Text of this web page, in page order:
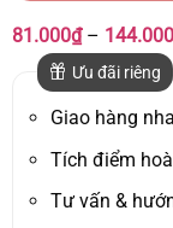
81.000₫ – 144.000
Ưu đãi riêng
Giao hàng
Tích điểm
Tư vấn &